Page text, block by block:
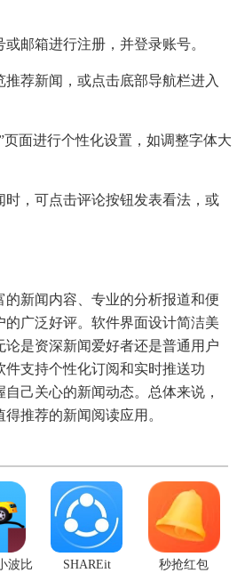
邮箱进行注册，并登录账号。
荐新闻，或点击底部导航栏进入
页面进行个性化设置，如调整字体大
时，可点击评论按钮发表看法，或
新闻内容、专业的分析报道和便
广泛好评。软件界面设计简洁美
是资深新闻爱好者还是普通用户
支持个性化订阅和实时推送功
己关心的新闻动态。总体来说，
推荐的新闻阅读应用。
波比
SHAREit
秒抢红包